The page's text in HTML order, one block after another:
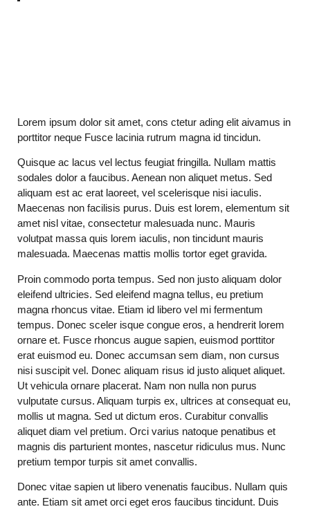
Lorem ipsum dolor sit amet, cons ctetur ading elit aivamus in
porttitor neque Fusce lacinia rutrum magna id tincidun.
Quisque ac lacus vel lectus feugiat fringilla. Nullam mattis
sodales dolor a faucibus. Aenean non aliquet metus. Sed
aliquam est ac erat laoreet, vel scelerisque nisi iaculis.
Maecenas non facilisis purus. Duis est lorem, elementum sit
amet nisl vitae, consectetur malesuada nunc. Mauris
volutpat massa quis lorem iaculis, non tincidunt mauris
malesuada. Maecenas mattis mollis tortor eget gravida.
Proin commodo porta tempus. Sed non justo aliquam dolor
eleifend ultricies. Sed eleifend magna tellus, eu pretium
magna rhoncus vitae. Etiam id libero vel mi fermentum
tempus. Donec sceler isque congue eros, a hendrerit lorem
ornare et. Fusce rhoncus augue sapien, euismod porttitor
erat euismod eu. Donec accumsan sem diam, non cursus
nisi suscipit vel. Donec aliquam risus id justo aliquet aliquet.
Ut vehicula ornare placerat. Nam non nulla non purus
vulputate cursus. Aliquam turpis ex, ultrices at consequat eu,
mollis ut magna. Sed ut dictum eros. Curabitur convallis
aliquet diam vel pretium. Orci varius natoque penatibus et
magnis dis parturient montes, nascetur ridiculus mus. Nunc
pretium tempor turpis sit amet convallis.
Donec vitae sapien ut libero venenatis faucibus. Nullam quis
ante. Etiam sit amet orci eget eros faucibus tincidunt. Duis